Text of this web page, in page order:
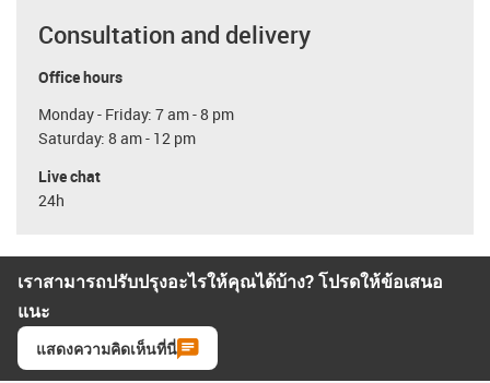
Consultation and delivery
Office hours
Monday - Friday: 7 am - 8 pm
Saturday: 8 am - 12 pm
Live chat
24h
เราสามารถปรับปรุงอะไรให้คุณได้บ้าง? โปรดให้ข้อเสนอ
แนะ
แสดงความคิดเห็นที่นี่